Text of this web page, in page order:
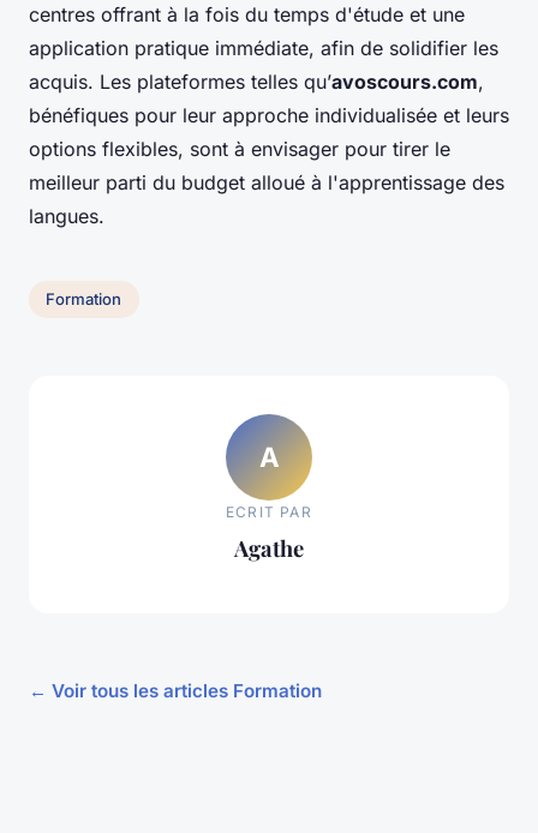
centres offrant à la fois du temps d'étude et une
application pratique immédiate, afin de solidifier les
acquis. Les plateformes telles qu’avoscours.com,
bénéfiques pour leur approche individualisée et leurs
options flexibles, sont à envisager pour tirer le
meilleur parti du budget alloué à l'apprentissage des
langues.
Formation
A
ECRIT PAR
Agathe
← Voir tous les articles Formation